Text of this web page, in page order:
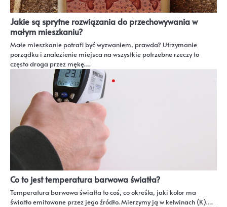
Jakie są sprytne rozwiązania do przechowywania w
małym mieszkaniu?
Małe mieszkanie potrafi być wyzwaniem, prawda? Utrzymanie
porządku i znalezienie miejsca na wszystkie potrzebne rzeczy to
często droga przez mękę.…
Co to jest temperatura barwowa światła?
Temperatura barwowa światła to coś, co określa, jaki kolor ma
światło emitowane przez jego źródło. Mierzymy ją w kelwinach (K).…